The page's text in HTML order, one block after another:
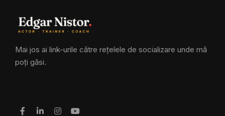
Mai jos ai link-urile către rețelele de socializare unde mă
poți găsi.